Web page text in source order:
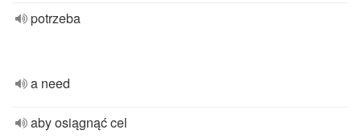
potrzeba
a need
aby osiągnąć cel